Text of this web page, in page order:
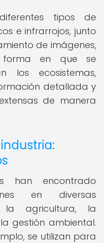
tipos de
e infrarrojos, junto
de imágenes,
forma en que se
los ecosistemas,
detallada y
de manera
han encontrado
en diversas
la agricultura, la
gestión ambiental.
se utilizan para